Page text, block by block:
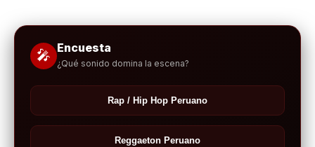
🎤 Encuesta
¿Qué sonido domina la escena?
Rap / Hip Hop Peruano
Reggaeton Peruano